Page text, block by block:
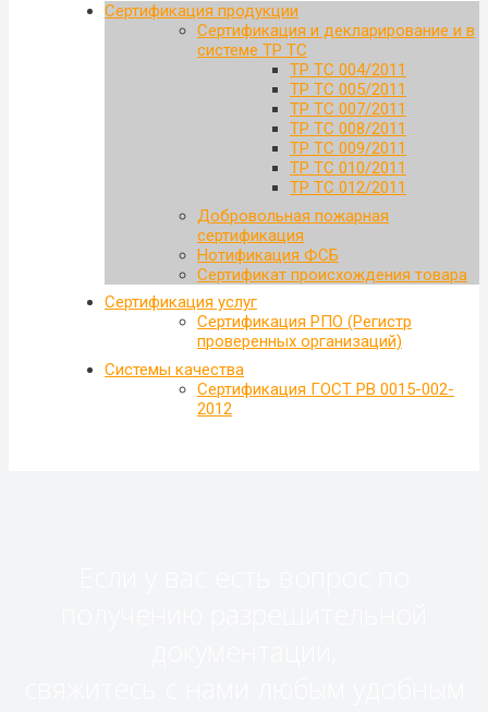
Сертификация продукции
Сертификация и декларирование и в
системе ТР ТС
ТР ТС 004/2011
ТР ТС 005/2011
ТР ТС 007/2011
ТР ТС 008/2011
ТР ТС 009/2011
ТР ТС 010/2011
ТР ТС 012/2011
Добровольная пожарная
сертификация
Нотификация ФСБ
Сертификат происхождения товара
Сертификация услуг
Сертификация РПО (Регистр
проверенных организаций)
Системы качества
Сертификация ГОСТ РВ 0015-002-
2012